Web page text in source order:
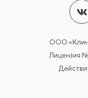
ООО
Лицензия